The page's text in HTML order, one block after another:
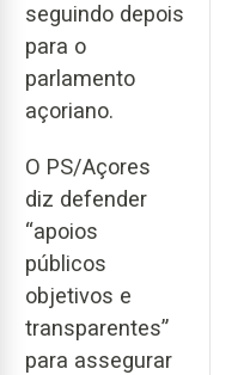
seguindo depois
para o
parlamento
açoriano.
O PS/Açores
diz defender
“apoios
públicos
objetivos e
transparentes”
para assegurar